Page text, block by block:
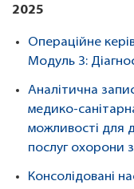
2025
Операційне
Модуль 3:
Аналітична
медико-
можливості для
послуг охорони
Консолідовані